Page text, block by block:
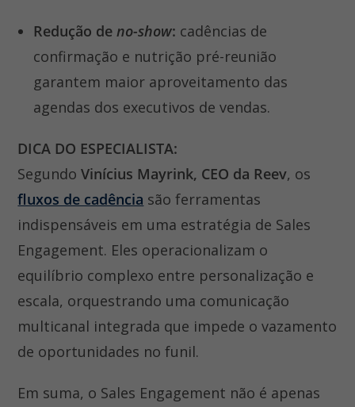
Redução de no-show: cadências de
confirmação e nutrição pré-reunião
garantem maior aproveitamento das
agendas dos executivos de vendas.
DICA DO ESPECIALISTA:
SegundoVinícius Mayrink, CEO da Reev, os
fluxos de cadência são ferramentas
indispensáveis em uma estratégia de Sales
Engagement. Eles operacionalizam o
equilíbrio complexo entre personalização e
escala, orquestrando uma comunicação
multicanal integrada que impede o vazamento
de oportunidades no funil.
Em suma, o Sales Engagement não é apenas